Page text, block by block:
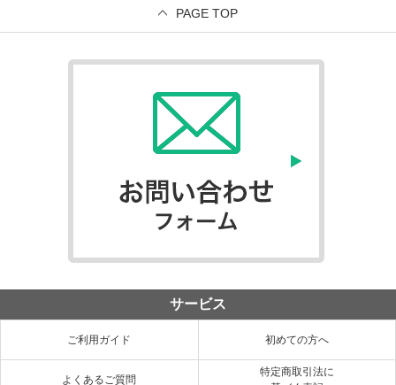
PAGE TOP
サービス
ご利用ガイド 初めての方へ
よくあるご質問
特定商取引法に